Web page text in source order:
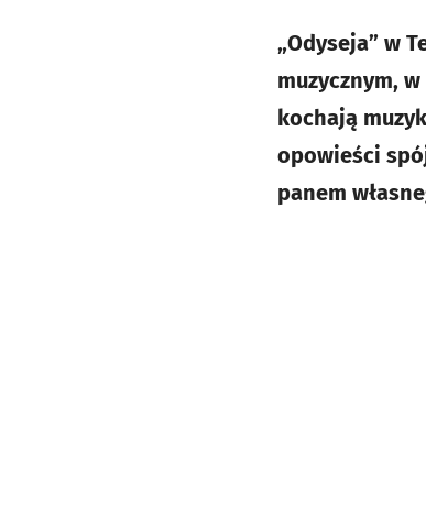
„Odyseja” w
muzycznym,
kochają
opowieści
panem